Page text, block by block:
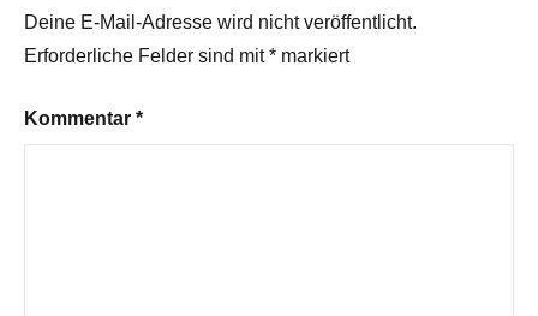
Deine E-Mail-Adresse wird nicht veröffentlicht.
Erforderliche Felder sind mit* markiert
Kommentar *